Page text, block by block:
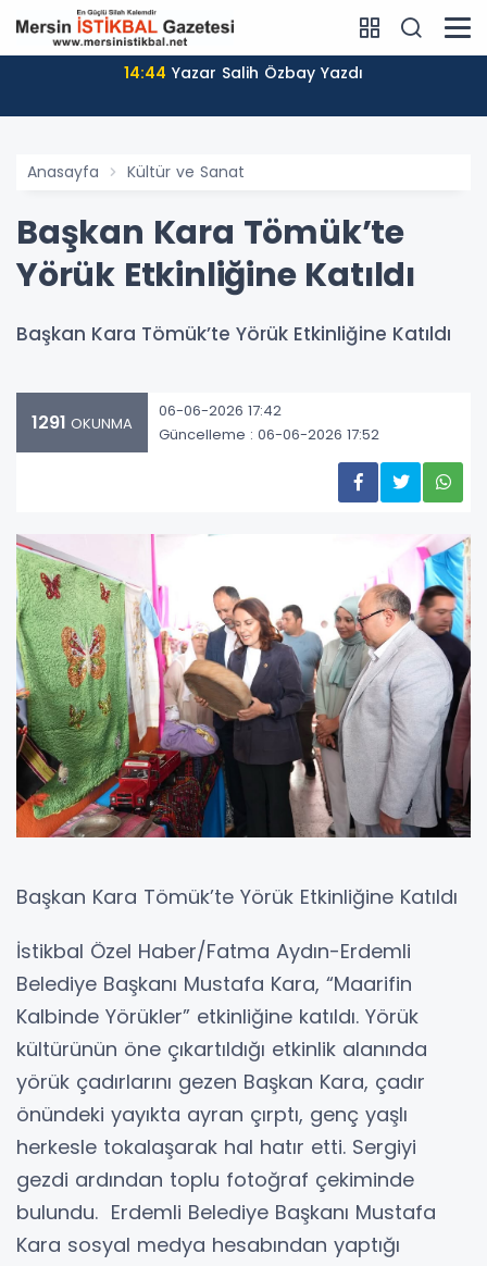
14:44 Yazar Salih Özbay Yazdı
Anasayfa Kültür ve Sanat
Başkan Kara Tömük’te
Yörük Etkinliğine Katıldı
Başkan Kara Tömük’te Yörük Etkinliğine Katıldı
1291 OKUNMA
06-06-2026 17:42
Güncelleme : 06-06-2026 17:52
Başkan Kara Tömük’te Yörük Etkinliğine Katıldı
İstikbal Özel Haber/Fatma Aydın-Erdemli
Belediye Başkanı Mustafa Kara, “Maarifin
Kalbinde Yörükler” etkinliğine katıldı. Yörük
kültürünün öne çıkartıldığı etkinlik alanında
yörük çadırlarını gezen Başkan Kara, çadır
önündeki yayıkta ayran çırptı, genç yaşlı
herkesle tokalaşarak hal hatır etti. Sergiyi
gezdi ardından toplu fotoğraf çekiminde
bulundu. Erdemli Belediye Başkanı Mustafa
Kara sosyal medya hesabından yaptığı